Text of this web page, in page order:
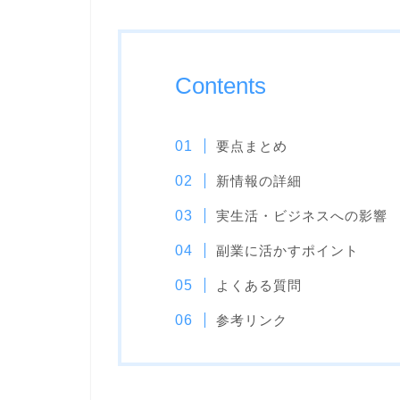
Contents
要点まとめ
新情報の詳細
実生活・ビジネスへの影響
副業に活かすポイント
よくある質問
参考リンク